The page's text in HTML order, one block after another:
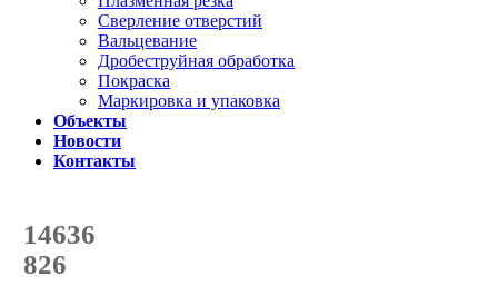
Сверление отверстий
Вальцевание
Дробеструйная обработка
Покраска
Маркировка и упаковка
Объекты
Новости
Контакты
14636
с начала года
826
с начала месяца